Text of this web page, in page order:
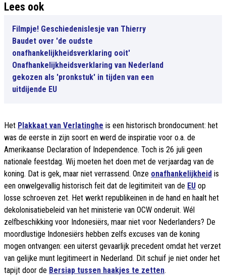
Lees ook
Filmpje! Geschiedenislesje van Thierry
Baudet over 'de oudste
onafhankelijkheidsverklaring ooit'
Onafhankelijkheidsverklaring van Nederland
gekozen als 'pronkstuk' in tijden van een
uitdijende EU
Het Plakkaat van Verlatinghe is een historisch brondocument: het
was de eerste in zijn soort en werd de inspiratie voor o.a. de
Amerikaanse Declaration of Independence. Toch is 26 juli geen
nationale feestdag. Wij moeten het doen met de verjaardag van de
koning. Dat is gek, maar niet verrassend. Onze onafhankelijkheid is
een onwelgevallig historisch feit dat de legitimiteit van de EU op
losse schroeven zet. Het werkt republikeinen in de hand en haalt het
dekolonisatiebeleid van het ministerie van OCW onderuit. Wél
zelfbeschikking voor Indonesiërs, maar niet voor Nederlanders? De
moordlustige Indonesiërs hebben zelfs excuses van de koning
mogen ontvangen: een uiterst gevaarlijk precedent omdat het verzet
van gelijke munt legitimeert in Nederland. Dit schuif je niet onder het
tapijt door de Bersiap tussen haakjes te zetten.